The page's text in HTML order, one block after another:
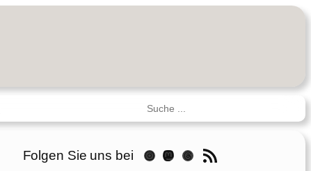
Suchen
Folgen Sie uns bei Instagram Mastodon Threads RSS-Feed